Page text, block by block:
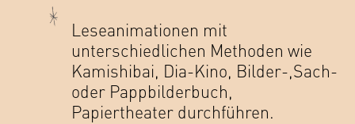
Leseanimationen mit
unterschiedlichen Methoden wie
Kamishibai, Dia-Kino, Bilder-,Sach-
oder Pappbilderbuch,
Papiertheater durchführen.